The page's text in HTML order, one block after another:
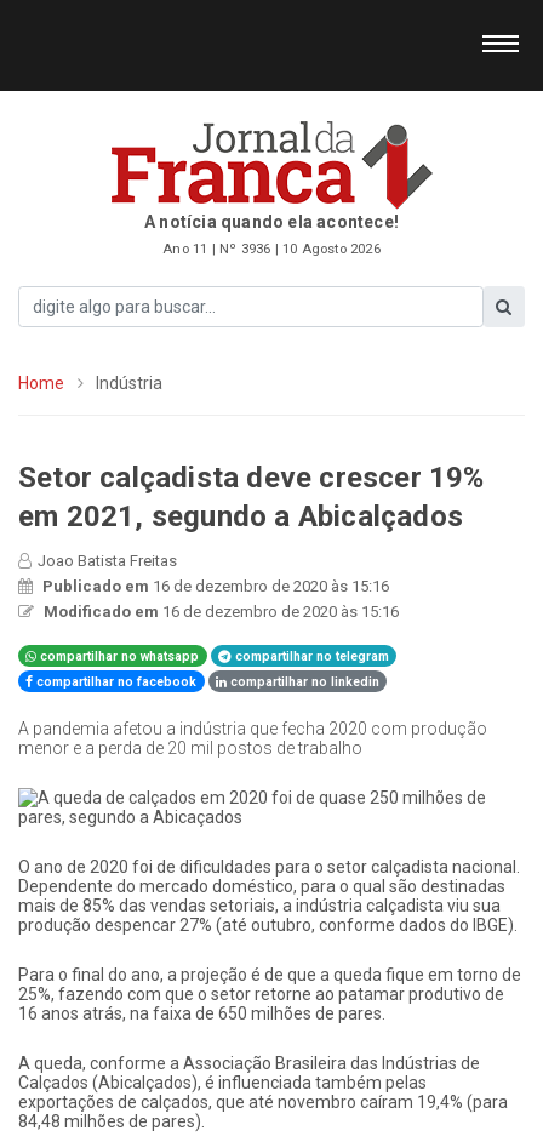
A notícia quando ela acontece!
Ano 11 | Nº 3936 | 10 Agosto 2026
Home Indústria
Setor calçadista deve crescer 19%
em 2021, segundo a Abicalçados
Joao Batista Freitas
Publicado em 16 de dezembro de 2020 às 15:16
Modificado em 16 de dezembro de 2020 às 15:16
compartilhar no whatsapp
compartilhar no telegram
compartilhar no facebook
compartilhar no linkedin
A pandemia afetou a indústria que fecha 2020 com produção
menor e a perda de 20 mil postos de trabalho
O ano de 2020 foi de dificuldades para o setor calçadista nacional.
Dependente do mercado doméstico, para o qual são destinadas
mais de 85% das vendas setoriais, a indústria calçadista viu sua
produção despencar 27% (até outubro, conforme dados do IBGE).
Para o final do ano, a projeção é de que a queda fique em torno de
25%, fazendo com que o setor retorne ao patamar produtivo de
16 anos atrás, na faixa de 650 milhões de pares.
A queda, conforme a Associação Brasileira das Indústrias de
Calçados (Abicalçados), é influenciada também pelas
exportações de calçados, que até novembro caíram 19,4% (para
84,48 milhões de pares).